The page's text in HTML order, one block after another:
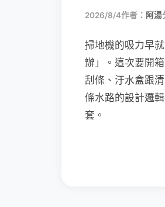
2026/8/4作者： 阿湯
掃地機的吸力早
辦」。這次要開
刮條、汙水盒跟
條水路的設計邏
套。